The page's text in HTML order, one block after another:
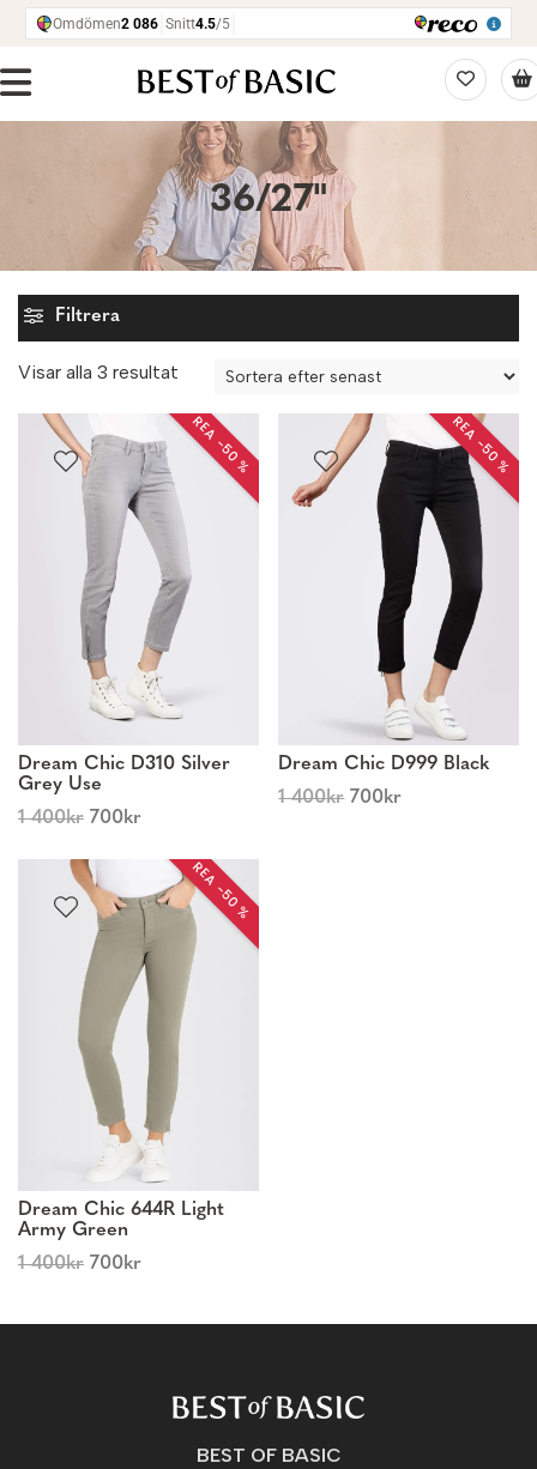
36/27"
Filtrera
Visar alla 3 resultat Sortera
senaste
REA −50 %
Dream Chic D310 Silver
Grey Use
1 400kr 700kr
REA −50 %
Dream Chic D999 Black
1 400kr 700kr
REA −50 %
Dream Chic 644R Light
Army Green
1 400kr 700kr
BEST OF BASIC